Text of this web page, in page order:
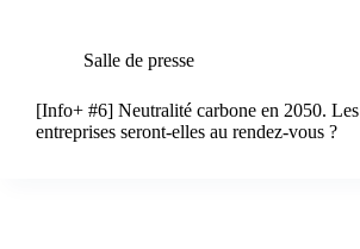
Salle de presse
[Info+ #6] Neutralité carbone en 2050. Les
entreprises seront-elles au rendez-vous ?